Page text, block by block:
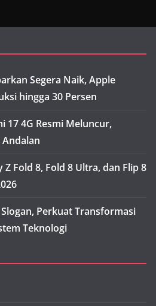
Segera Naik, Apple
hingga 30 Persen
17 4G Resmi Meluncur,
Andalan
Z Fold 8, Fold 8 Ultra, dan Flip 8
Perkuat Transformasi
Teknologi